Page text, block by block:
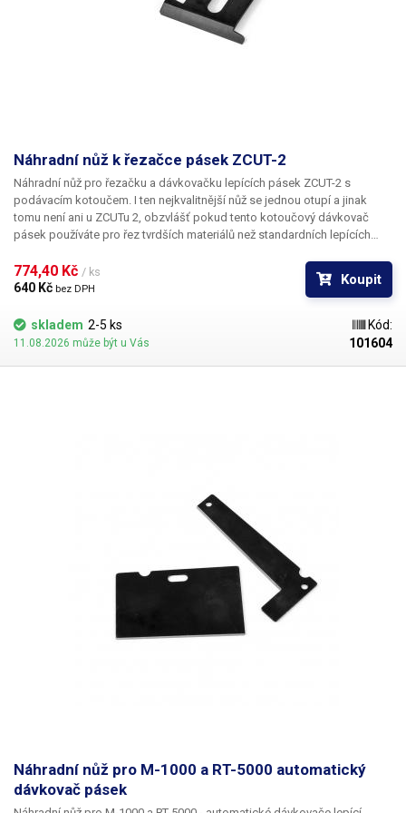
Náhradní nůž k řezačce pásek ZCUT-2
Náhradní nůž pro řezačku a dávkovačku lepících pásek ZCUT-2 s
podávacím kotoučem. I ten nejkvalitnější nůž se jednou otupí a jinak
tomu není ani u ZCUTu 2, obzvlášť pokud tento kotoučový dávkovač
pásek používáte pro řez tvrdších materiálů než standardních lepících
ostrost. Náhradní nůž se skládá ze dvou částí. Výměna břitů není vůbec
složitá, zvládne i lajk. Je k tomu zapotřebí pouze plochý šroubovák a
nahraďte je novými. Ty následně pevně přišroubujte. Šroubky jsou
vyznačeny na ilustrativním obrázku.
774,40 Kč / ks
640 Kč bez DPH
Koupit
skladem 2-5 ks
11.08.2026 může být u Vás
Kód:
101604
Náhradní nůž pro M-1000 a RT-5000 automatický
dávkovač pásek